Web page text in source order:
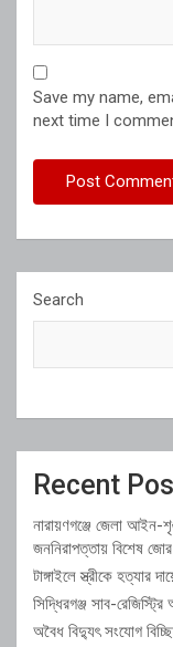
Save my name,
next time I
Search
Recent
নারায়ণগঞ্জে জেলা আইন-
জননিরাপত্তায় বিশেষ জোর
টাঙ্গাইলে স্ত্রীকে হত্যার
সিদ্ধিরগঞ্জ সাব-
অবৈধ বিদ্যুৎ সংযোগ